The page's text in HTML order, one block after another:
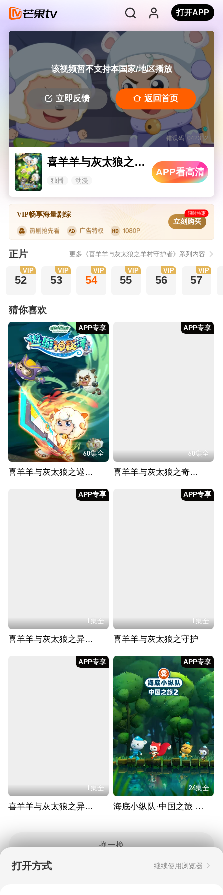
打开APP
该视频暂不支持本国家/地区播放
立即反馈 返回首页
错误码: 042312
喜羊羊与灰太狼之勇闯四季城
独播 动漫
APP看高清
VIP畅享海量剧综 限时特惠
立刻购买
正片 更多《喜羊羊与灰太狼之羊村守护者》系列内容
52
VIP
53
VIP
54
VIP
55
VIP
56
VIP
57
VIP
猜你喜欢
APP专享
60集全
喜羊羊与灰太狼之遨游神秘洋
APP专享
60集全
喜羊羊与灰太狼之奇妙大营救
APP专享
1集全
喜羊羊与灰太狼之异国破晓
APP专享
1集全
喜羊羊与灰太狼之守护
APP专享
1集全
喜羊羊与灰太狼之异国破晓 粤语版
APP专享
24集全
海底小纵队·中国之旅 第二季
换一换
打开方式 继续使用浏览器